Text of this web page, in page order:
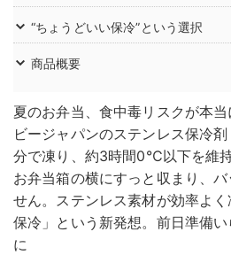
“ちょうどいい保冷”という選択
商品概要
夏のお弁当、食中毒リスクが本
ビージャパンのステンレス保冷
分で凍り、約3時間0℃以下を維
お弁当箱の横にすっと収まり、
せん。ステンレス素材が効率よ
保冷」という新発想。前日準備
に